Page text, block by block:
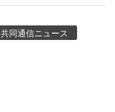
共同通信ニュース